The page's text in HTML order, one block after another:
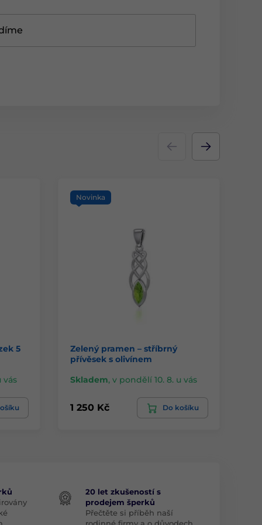
5
vás
Novinka
Zelený pramen – stříbrný
přívěsek s olivínem
Skladem, v pondělí 10. 8. u vás
1 250 Kč Do košíku
20 let zkušeností s
prodejem šperků
Přečtěte si příběh naší
rodinné firmy a o důvodech,